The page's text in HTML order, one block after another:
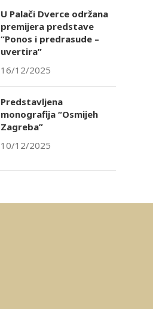
U Palači Dverce održana
premijera predstave
“Ponos i predrasude –
uvertira”
16/12/2025
Predstavljena
monografija “Osmijeh
Zagreba”
10/12/2025